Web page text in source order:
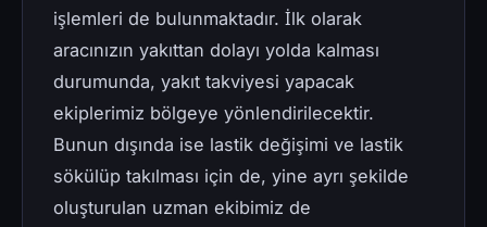
işlemleri de bulunmaktadır. İlk olarak
aracınızın yakıttan dolayı yolda kalması
durumunda, yakıt takviyesi yapacak
ekiplerimiz bölgeye yönlendirilecektir.
Bunun dışında ise lastik değişimi ve lastik
sökülüp takılması için de, yine ayrı şekilde
oluşturulan uzman ekibimiz de